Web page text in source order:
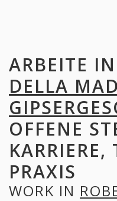
ARBEITE IN
DELLA
OFFENE
PRAXIS
WORK IN